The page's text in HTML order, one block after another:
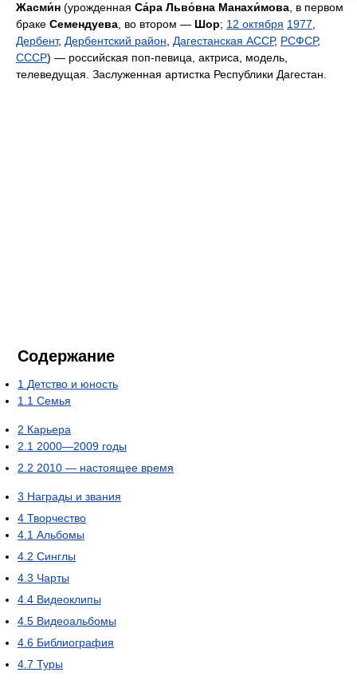
Жасми́н (урожденная Са́ра Льво́вна Манахи́мова , в первом
браке Семендуева , во втором — Шор; 12 октября 1977
Дербент, Дербентский район Дагестанская АССР, РСФСР,
СССР) — российская поп-певица, актриса, модель,
телеведущая. Заслуженная артистка Республики Дагестан.
Содержание
1 Детство и юность
1.1 Семья
2 Карьера
2.1 2000—2009 годы
2.2 2010 — настоящее время
3 Награды и звания
4 Творчество
4.1 Альбомы
4.2 Синглы
4.3 Чарты
4.4 Видеоклипы
4.5 Видеоальбомы
4.6 Библиография
4.7 Туры